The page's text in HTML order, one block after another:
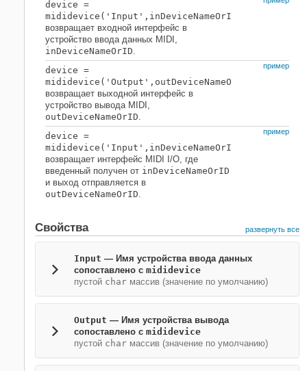
device =
mididevice( 'Input',inDeviceNameOrID
возвращает входной интерфейс в
устройство ввода данных MIDI,
inDeviceNameOrID
пример
device =
mididevice( 'Output',outDeviceNameOrID
возвращает выходной интерфейс в
устройство вывода MIDI,
outDeviceNameOrID
пример
device =
mididevice( 'Input',inDeviceNameOrID
возвращает интерфейс MIDI I/O, где
введенный получен от inDeviceNameOrID
и выход отправляется в
outDeviceNameOrID
Свойства развернуть все
Input — Имя устройства ввода данных
сопоставлено с mididevice
пустой char массив (значение по умолчанию)
Output — Имя устройства вывода
сопоставлено с mididevice
пустой char массив (значение по умолчанию)